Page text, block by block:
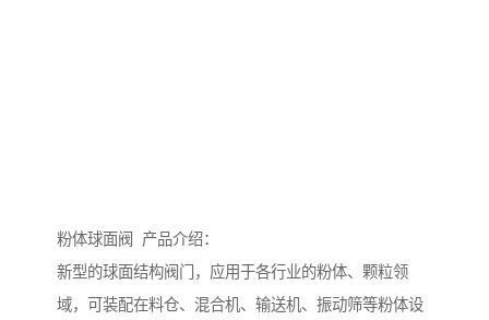
粉体球面阀 产品介绍：
新型的球面结构阀门，应用于各行业的粉体、颗粒领
域，可装配在料仓、混合机、输送机、振动筛等粉体设